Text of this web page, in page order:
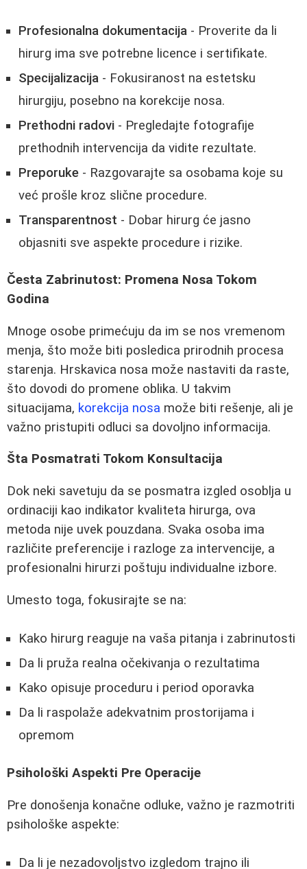
Profesionalna dokumentacija - Proverite da li
hirurg ima sve potrebne licence i sertifikate.
Specijalizacija - Fokusiranost na estetsku
hirurgiju, posebno na korekcije nosa.
Prethodni radovi - Pregledajte fotografije
prethodnih intervencija da vidite rezultate.
Preporuke - Razgovarajte sa osobama koje su
već prošle kroz slične procedure.
Transparentnost - Dobar hirurg će jasno
objasniti sve aspekte procedure i rizike.
Česta Zabrinutost: Promena Nosa Tokom
Godina
Mnoge osobe primećuju da im se nos vremenom
menja, što može biti posledica prirodnih procesa
starenja. Hrskavica nosa može nastaviti da raste,
što dovodi do promene oblika. U takvim
situacijama, korekcija nosa može biti rešenje, ali je
važno pristupiti odluci sa dovoljno informacija.
Šta Posmatrati Tokom Konsultacija
Dok neki savetuju da se posmatra izgled osoblja u
ordinaciji kao indikator kvaliteta hirurga, ova
metoda nije uvek pouzdana. Svaka osoba ima
različite preferencije i razloge za intervencije, a
profesionalni hirurzi poštuju individualne izbore.
Umesto toga, fokusirajte se na:
Kako hirurg reaguje na vaša pitanja i zabrinutosti
Da li pruža realna očekivanja o rezultatima
Kako opisuje proceduru i period oporavka
Da li raspolaže adekvatnim prostorijama i
opremom
Psihološki Aspekti Pre Operacije
Pre donošenja konačne odluke, važno je razmotriti
psihološke aspekte:
Da li je nezadovoljstvo izgledom trajno ili